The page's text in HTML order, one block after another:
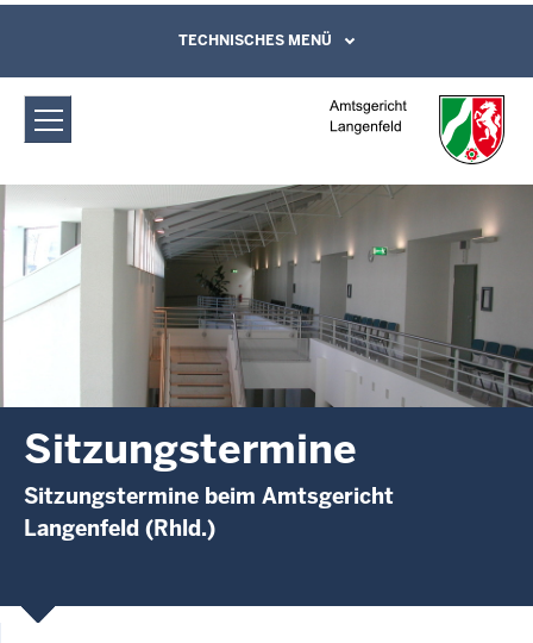
Amtsgericht Langenfeld:
Sitzungstermine
Direkt zum Inhalt
Leichte Sprache, Gebärdensprachenvideo
und Kontaktformular
TECHNISCHES MENÜ
Sitzungstermine
Sitzungstermine beim Amtsgericht
Langenfeld (Rhld.)